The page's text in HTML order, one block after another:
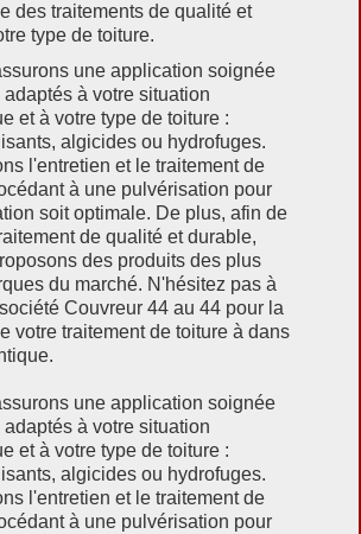
des traitements de qualité et
type de toiture.
une application soignée
à votre situation
et à votre type de toiture :
algicides ou hydrofuges.
l'entretien et le traitement de
à une pulvérisation pour
soit optimale. De plus, afin de
de qualité et durable,
des produits des plus
du marché. N'hésitez pas à
Couvreur 44 au 44 pour la
votre traitement de toiture à dans
une application soignée
à votre situation
et à votre type de toiture :
algicides ou hydrofuges.
l'entretien et le traitement de
à une pulvérisation pour